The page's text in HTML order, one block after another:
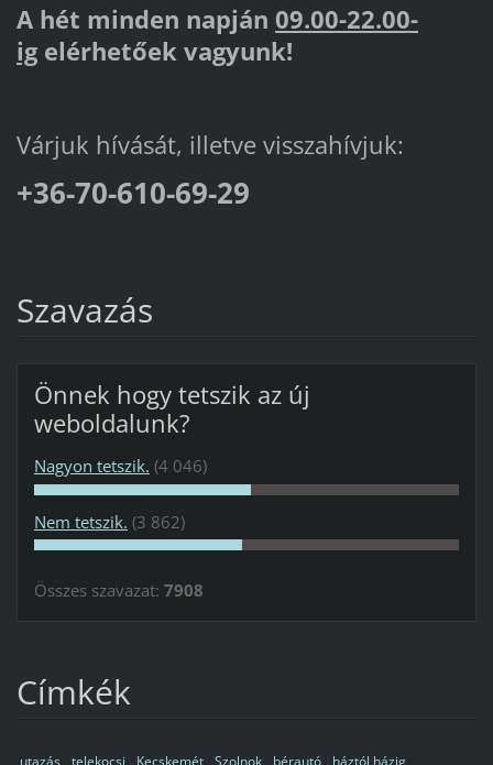
A hét minden napján 09.00-22.00-
igelérhetőek vagyunk!
Várjuk hívását, illetve visszahívjuk:
+36-70-610-69-29
Szavazás
Önnek hogy tetszik az új
weboldalunk?
Nagyon tetszik. (4 046)
Nem tetszik. (3 862)
Összes szavazat: 7908
Címkék
utazás telekocsi Kecskemét Szolnok bérautó háztól házig